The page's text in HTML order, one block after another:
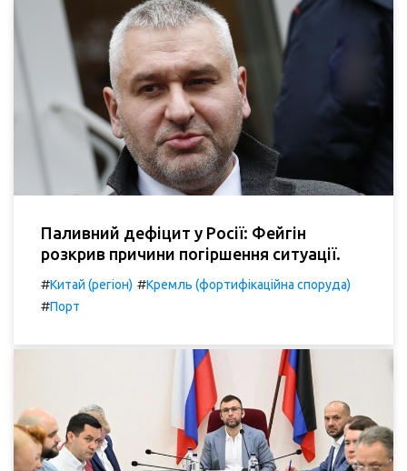
Паливний дефіцит у Росії: Фейгін
розкрив причини погіршення ситуації.
#Китай (регіон) #Кремль (фортифікаційна споруда)
#Порт